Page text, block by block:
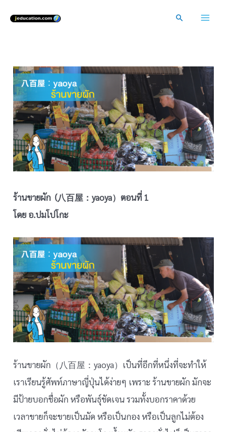
Search
ร้านขายผัก (八百屋：yaoya）ตอนที่ 1
โดย อ.ปมโปโกะ
ร้านขายผัก（八百屋：yaoya）เป็นที่อีกที่หนึ่งที่จะทำให้
เราเรียนรู้ศัพท์ภาษาญี่ปุ่นได้ง่ายๆ เพราะ ร้านขายผัก มักจะ
มีป้ายบอกชื่อผัก หรือพันธุ์ชัดเจน รวมทั้งบอกราคาด้วย
เวลาขายก็จะขายเป็นมัด หรือเป็นกอง หรือเป็นลูกไม่ต้อง